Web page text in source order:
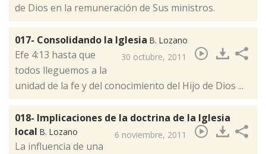
de Dios en la remuneración de Sus ministros.
017- Consolidando la Iglesia B. Lozano
30 octubre, 2011
Efe 4:13 hasta que
todos lleguemos a la
unidad de la fe y del conocimiento del Hijo de Dios ...
018- Implicaciones de la doctrina de la Iglesia
local B. Lozano 6 noviembre, 2011
La influencia de una